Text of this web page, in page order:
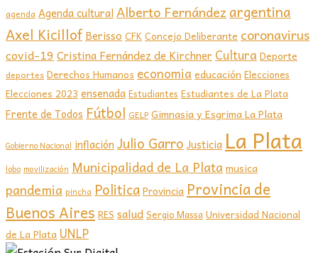
agenda Agenda culturalAlberto Fernández argentina
Axel Kicillof Berisso CFKConcejo Deliberante coronavirus
covid-19 Cristina Fernández de Kirchner Cultura Deporte
deportes Derechos Humanos economia educación Elecciones
Elecciones 2023 ensenada Estudiantes Estudiantes de La Plata
Frente de Todos Fútbol GELP Gimnasia y Esgrima La Plata
Gobierno Nacional inflación Julio Garro Justicia La Plata
lobo movilización Municipalidad de La Plata musica
pandemia pincha PoliticaProvincia Provincia de
Buenos Aires RES saludSergio MassaUniversidad Nacional
de La Plata UNLP